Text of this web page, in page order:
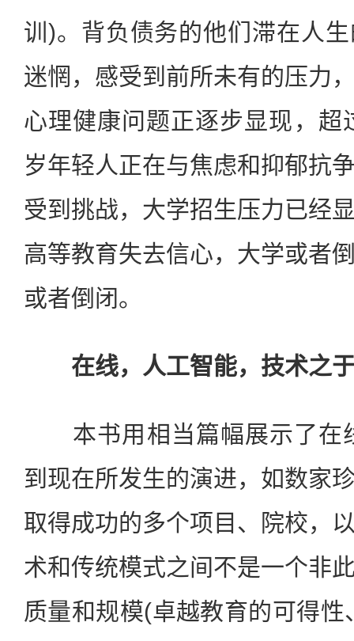
训)。背负债务的他们滞在人
迷惘，感受到前所未有的压力
心理健康问题正逐步显现，超
岁年轻人正在与焦虑和抑郁抗
受到挑战，大学招生压力已经
高等教育失去信心，大学或者
或者倒闭。
在线，人工智能，技术之
本书用相当篇幅展示了在
到现在所发生的演进，如数家
取得成功的多个项目、院校，
术和传统模式之间不是一个非
质量和规模(卓越教育的可得